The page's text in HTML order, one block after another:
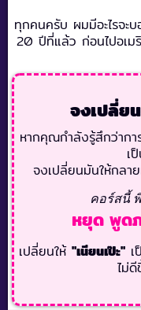
ทุกคนครับ ผมมีอะไรจะ
20 ปีที่แล้ว ก่อนไปอเม
จงเปลี่ย
หากคุณกำลังรู้สึกว่ากา
เ
จงเปลี่ยนมันให้กลา
คอร์สนี้
หยุด พูด
เปลี่ยนให้ "เนียนเป๊ะ"เ
ไม่